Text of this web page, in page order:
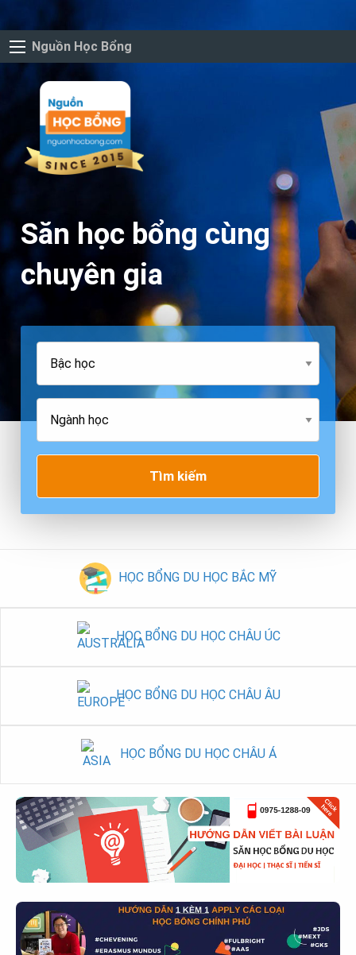
Nguồn Học Bổng
Săn học bổng cùng
chuyên gia
Tìm kiếm
HỌC BỔNG DU HỌC BẮC MỸ
HỌC BỔNG DU HỌC CHÂU ÚC
HỌC BỔNG DU HỌC CHÂU ÂU
HỌC BỔNG DU HỌC CHÂU Á